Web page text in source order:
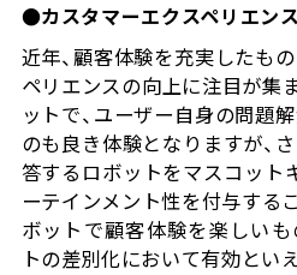
●カスタマーエクスペリエン
近年、顧客体験を充実したも
ペリエンスの向上に注目が集
ットで、ユーザー自身の問題
のも良き体験となりますが、
答するロボットをマスコット
ーテインメント性を付与する
ボットで顧客体験を楽しいも
トの差別化において有効とい